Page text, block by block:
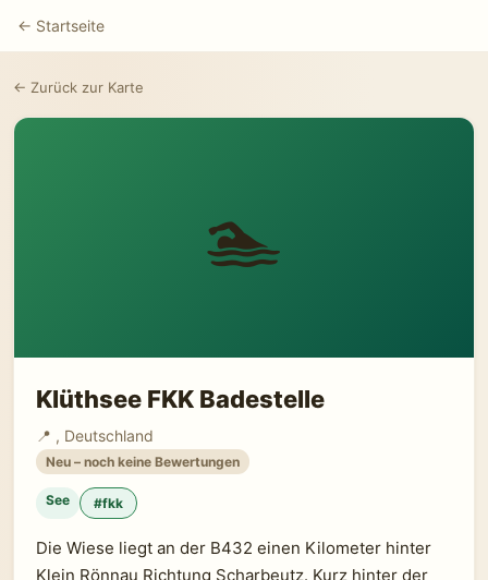
← Startseite
← Zurück zur Karte
🏊
Klüthsee FKK Badestelle
📍 , Deutschland
Neu – noch keine Bewertungen
See #fkk
Die Wiese liegt an der B432 einen Kilometer hinter
Klein Rönnau Richtung Scharbeutz. Kurz hinter der